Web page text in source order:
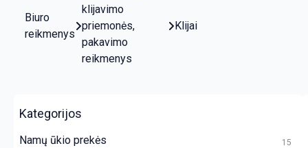
Biuro
reikmenys
klijavimo
priemonės,
pakavimo
reikmenys
Klijai
Kategorijos
Namų ūkio prekės 15